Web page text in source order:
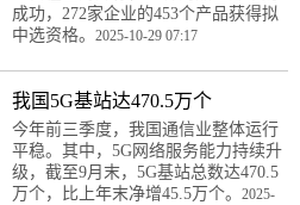
成功，272家企业的453个产品获得拟
中选资格。 2025-10-29 07:17
我国5G基站达470.5万个
今年前三季度，我国通信业整体运行
平稳。其中，5G网络服务能力持续升
级，截至9月末，5G基站总数达470.5
万个，比上年末净增45.5万个。 2025-